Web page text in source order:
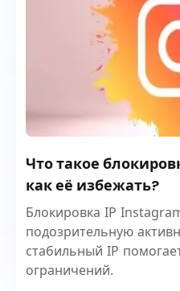
Что такое
как её избежать?
Блокировка IP
подозрительную
стабильный IP
ограничений.